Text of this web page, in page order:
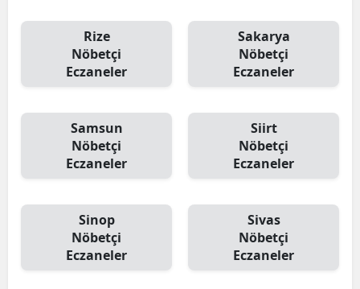
Rize
Nöbetçi
Eczaneler
Sakarya
Nöbetçi
Eczaneler
Samsun
Nöbetçi
Eczaneler
Siirt
Nöbetçi
Eczaneler
Sinop
Nöbetçi
Eczaneler
Sivas
Nöbetçi
Eczaneler